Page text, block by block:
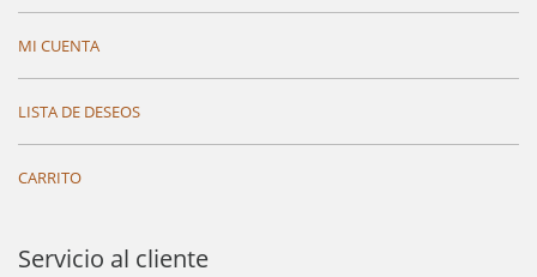
MI CUENTA
LISTA DE DESEOS
CARRITO
Servicio al cliente